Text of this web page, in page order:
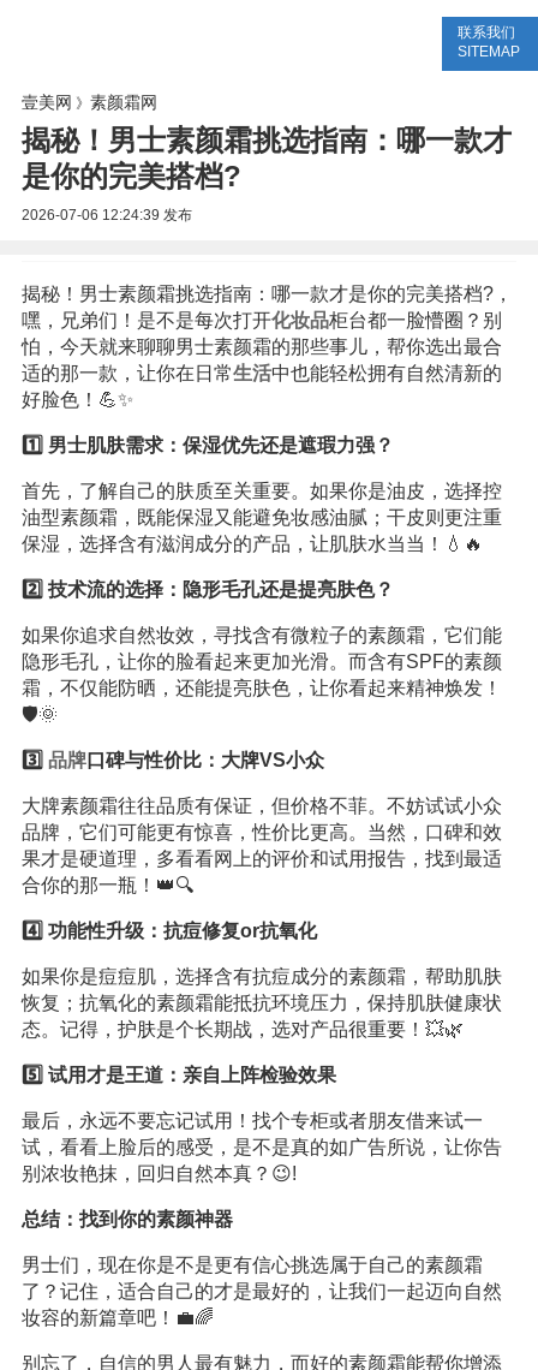
联系我们
SITEMAP
壹美网 》 素颜霜网
揭秘！男士素颜霜挑选指南：哪一款才
是你的完美搭档?
2026-07-06 12:24:39 发布
揭秘！男士素颜霜挑选指南：哪一款才是你的完美搭档?，
嘿，兄弟们！是不是每次打开化妆品柜台都一脸懵圈？别
怕，今天就来聊聊男士素颜霜的那些事儿，帮你选出最合
适的那一款，让你在日常生活中也能轻松拥有自然清新的
好脸色！💪✨
1️⃣ 男士肌肤需求：保湿优先还是遮瑕力强？
首先，了解自己的肤质至关重要。如果你是油皮，选择控
油型素颜霜，既能保湿又能避免妆感油腻；干皮则更注重
保湿，选择含有滋润成分的产品，让肌肤水当当！💧🔥
2️⃣ 技术流的选择：隐形毛孔还是提亮肤色？
如果你追求自然妆效，寻找含有微粒子的素颜霜，它们能
隐形毛孔，让你的脸看起来更加光滑。而含有SPF的素颜
霜，不仅能防晒，还能提亮肤色，让你看起来精神焕发！
🛡️🌞
3️⃣ 品牌口碑与性价比：大牌VS小众
大牌素颜霜往往品质有保证，但价格不菲。不妨试试小众
品牌，它们可能更有惊喜，性价比更高。当然，口碑和效
果才是硬道理，多看看网上的评价和试用报告，找到最适
合你的那一瓶！👑🔍
4️⃣ 功能性升级：抗痘修复or抗氧化
如果你是痘痘肌，选择含有抗痘成分的素颜霜，帮助肌肤
恢复；抗氧化的素颜霜能抵抗环境压力，保持肌肤健康状
态。记得，护肤是个长期战，选对产品很重要！💥🌿
5️⃣ 试用才是王道：亲自上阵检验效果
最后，永远不要忘记试用！找个专柜或者朋友借来试一
试，看看上脸后的感受，是不是真的如广告所说，让你告
别浓妆艳抹，回归自然本真？😉!
总结：找到你的素颜神器
男士们，现在你是不是更有信心挑选属于自己的素颜霜
了？记住，适合自己的才是最好的，让我们一起迈向自然
妆容的新篇章吧！💼🌈
别忘了，自信的男人最有魅力，而好的素颜霜能帮你增添